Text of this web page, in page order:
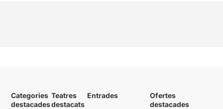
Categories
destacades
Teatres
destacats
Entrades
Ofertes
destacades